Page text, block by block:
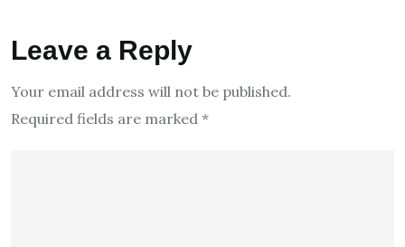
Leave a Reply
Your email address will not be published.
Required fields are marked *